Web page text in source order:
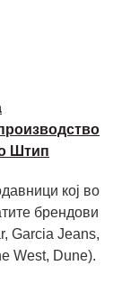
Штип
кој во
брендови
Garcia Jeans,
West, Dune).